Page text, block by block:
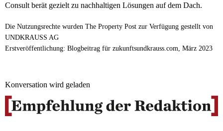
Consult berät gezielt zu nachhaltigen Lösungen auf dem Dach.
Die Nutzungsrechte wurden The Property Post zur Verfügung gestellt von
UNDKRAUSS AG
Erstveröffentlichung: Blogbeitrag für zukunftsundkrauss.com, März 2023
Konversation wird geladen